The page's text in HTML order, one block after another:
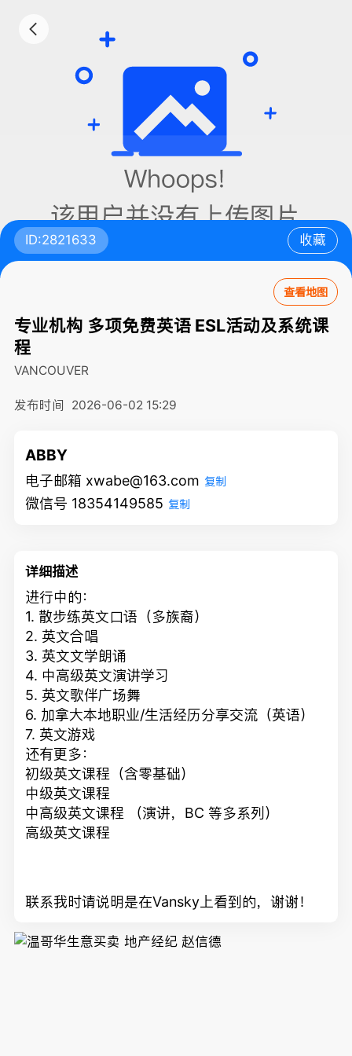
ID:2821633 收藏
查看地图
专业机构 多项免费英语 ESL活动及系统课
程
VANCOUVER
发布时间 2026-06-02 15:29
ABBY
电子邮箱 xwabe@163.com 复制
微信号 18354149585 复制
详细描述
进行中的：
1. 散步练英文口语（多族裔）
2. 英文合唱
3. 英文文学朗诵
4. 中高级英文演讲学习
5. 英文歌伴广场舞
6. 加拿大本地职业/生活经历分享交流（英语）
7. 英文游戏
还有更多：
初级英文课程（含零基础）
中级英文课程
中高级英文课程 （演讲，BC 等多系列）
高级英文课程
联系我时请说明是在Vansky上看到的，谢谢！